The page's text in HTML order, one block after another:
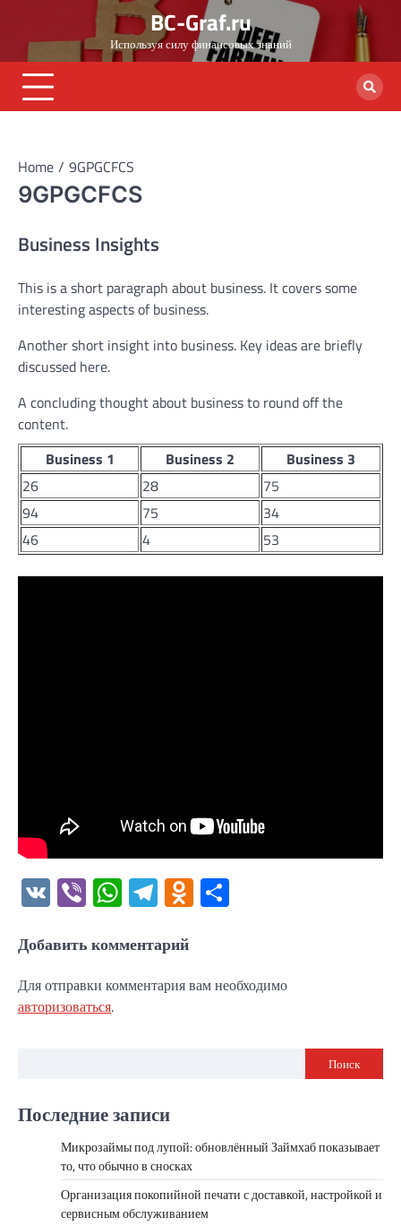
content
BC-Graf.ru
Используя силу финансовых знаний
Home 9GPGCFCS
9GPGCFCS
Business Insights
This is a short paragraph about business. It covers some
interesting aspects of business.
Another short insight into business. Key ideas are briefly
discussed here.
A concluding thought about business to round off the
content.
Business 1
Business 2
Business 3
26
28
75
94
75
34
46
4 53
VK ViberWhatsApp
Telegram
Odnoklassniki
Добавить комментарий
Для отправки комментария вам необходимо
авторизоваться.
Поиск
Последние записи
Микрозаймы под лупой: обновлённый Займхаб показывает
то, что обычно в сносках
Организация покопийной печати с доставкой, настройкой и
сервисным обслуживанием